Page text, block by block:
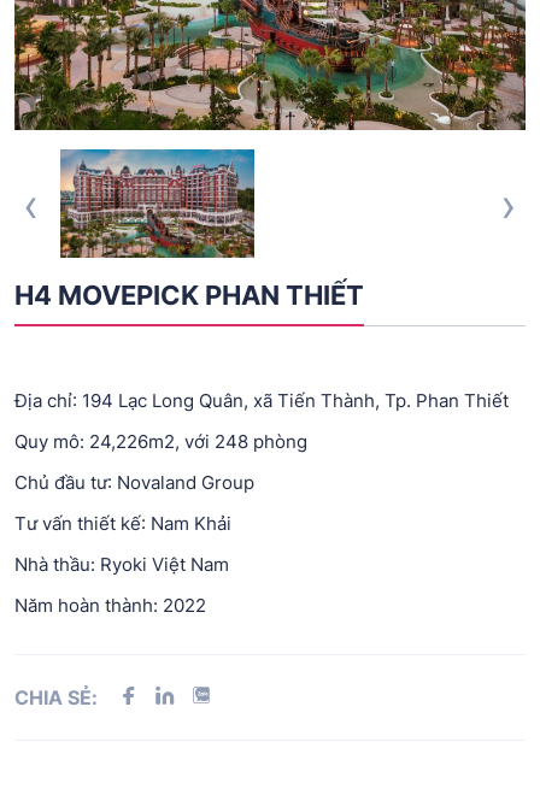
‹ ›
H4 MOVEPICK PHAN THIẾT
Địa chỉ: 194 Lạc Long Quân, xã Tiến Thành, Tp. Phan Thiết
Quy mô: 24,226m2, với 248 phòng
Chủ đầu tư: Novaland Group
Tư vấn thiết kế: Nam Khải
Nhà thầu: Ryoki Việt Nam
Năm hoàn thành: 2022
CHIA SẺ: